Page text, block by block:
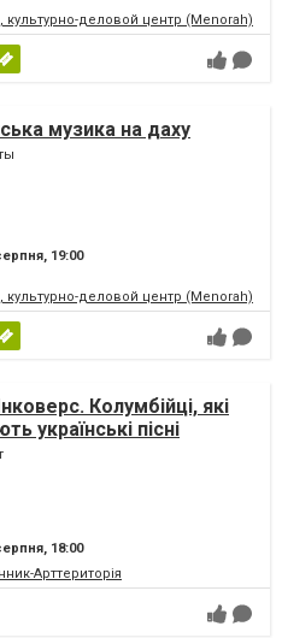
культурно-деловой центр (Menorah)
музика на даху
19:00
культурно-деловой центр (Menorah)
Колумбійці, які
українські пісні
18:00
Арттериторія